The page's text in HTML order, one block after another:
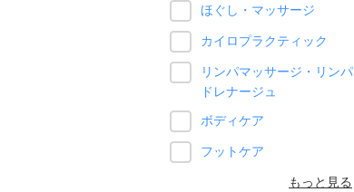
ほぐし・マッサージ
カイロプラクティック
リンパマッサージ・リンパ
ドレナージュ
ボディケア
フットケア
もっと見る